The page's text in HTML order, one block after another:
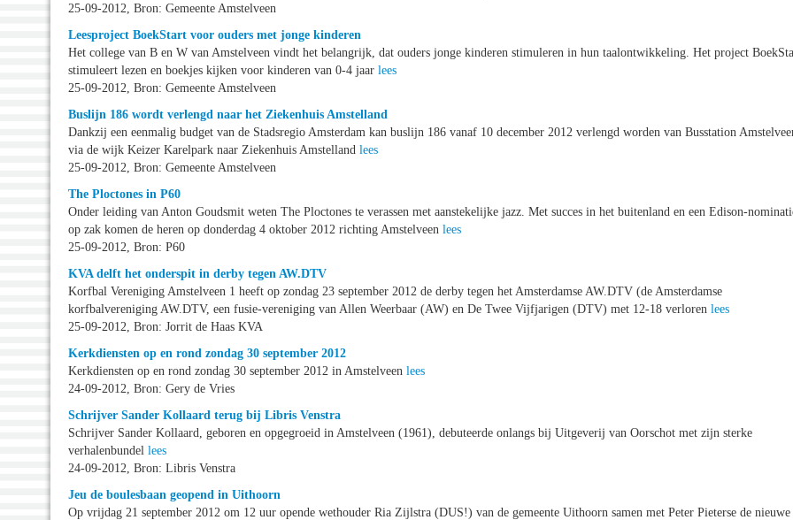
25-09-2012, Bron: Gemeente Amstelveen
Leesproject BoekStart voor ouders met jonge kinderen
Het college van B en W van Amstelveen vindt het belangrijk, dat ouders jonge kinderen stimuleren in hun taalontwikkeling. Het project
stimuleert lezen en boekjes kijken voor kinderen van 0-4 jaar lees
25-09-2012, Bron: Gemeente Amstelveen
Buslijn 186 wordt verlengd naar het Ziekenhuis Amstelland
Dankzij een eenmalig budget van de Stadsregio Amsterdam kan buslijn 186 vanaf 10 december 2012 verlengd worden van Busstation
via de wijk Keizer Karelpark naar Ziekenhuis Amstelland lees
25-09-2012, Bron: Gemeente Amstelveen
The Ploctones in P60
Onder leiding van Anton Goudsmit weten The Ploctones te verassen met aanstekelijke jazz. Met succes in het buitenland en een Edison-
op zak komen de heren op donderdag 4 oktober 2012 richting Amstelveen lees
25-09-2012, Bron: P60
KVA delft het onderspit in derby tegen AW.DTV
Korfbal Vereniging Amstelveen 1 heeft op zondag 23 september 2012 de derby tegen het Amsterdamse AW.DTV (de Amsterdamse
korfbalvereniging AW.DTV, een fusie-vereniging van Allen Weerbaar (AW) en De Twee Vijfjarigen (DTV) met 12-18 verloren lees
25-09-2012, Bron: Jorrit de Haas KVA
Kerkdiensten op en rond zondag 30 september 2012
Kerkdiensten op en rond zondag 30 september 2012 in Amstelveen lees
24-09-2012, Bron: Gery de Vries
Schrijver Sander Kollaard terug bij Libris Venstra
Schrijver Sander Kollaard, geboren en opgegroeid in Amstelveen (1961), debuteerde onlangs bij Uitgeverij van Oorschot met zijn sterke
verhalenbundel lees
24-09-2012, Bron: Libris Venstra
Jeu de boulesbaan geopend in Uithoorn
Op vrijdag 21 september 2012 om 12 uur opende wethouder Ria Zijlstra (DUS!) van de gemeente Uithoorn samen met Peter Pieterse de nieuwe